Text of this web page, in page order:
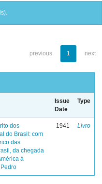
previous 1 next
Issue
Date
Type
dos
do Brasil: com
das
da chegada
à
1941 Livro